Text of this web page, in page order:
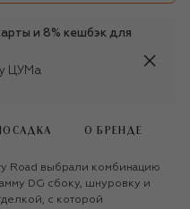
и 8% кешбэк для
ЦУМа
О БРЕНДЕ
Road выбрали комбинацию
DG сбоку, шнуровку и
с которой